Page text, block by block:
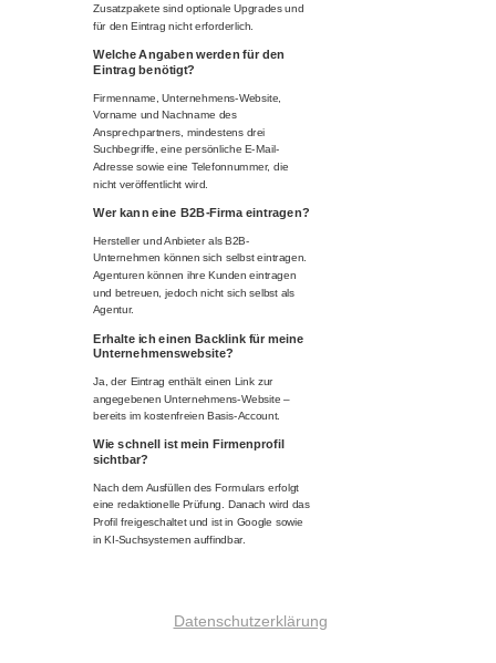
Datenschutzerklärung
Zusatzpakete sind optionale Upgrades und
für den Eintrag nicht erforderlich.
Welche Angaben werden für den
Eintrag benötigt?
Firmenname, Unternehmens-Website,
Vorname und Nachname des
Ansprechpartners, mindestens drei
Suchbegriffe, eine persönliche E-Mail-
Adresse sowie eine Telefonnummer, die
nicht veröffentlicht wird.
Wer kann eine B2B-Firma eintragen?
Hersteller und Anbieter als B2B-
Unternehmen können sich selbst eintragen.
Agenturen können ihre Kunden eintragen
und betreuen, jedoch nicht sich selbst als
Agentur.
Erhalte ich einen Backlink für meine
Unternehmenswebsite?
Ja, der Eintrag enthält einen Link zur
angegebenen Unternehmens-Website –
bereits im kostenfreien Basis-Account.
Wie schnell ist mein Firmenprofil
sichtbar?
Nach dem Ausfüllen des Formulars erfolgt
eine redaktionelle Prüfung. Danach wird das
Profil freigeschaltet und ist in Google sowie
in KI-Suchsystemen auffindbar.